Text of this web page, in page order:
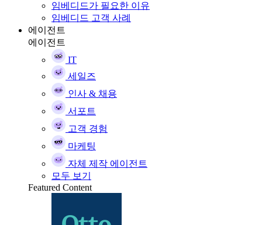
임베디드가 필요한 이유
임베디드 고객 사례
에이전트
에이전트
IT
세일즈
인사 & 채용
서포트
고객 경험
마케팅
자체 제작 에이전트
모두 보기
Featured Content